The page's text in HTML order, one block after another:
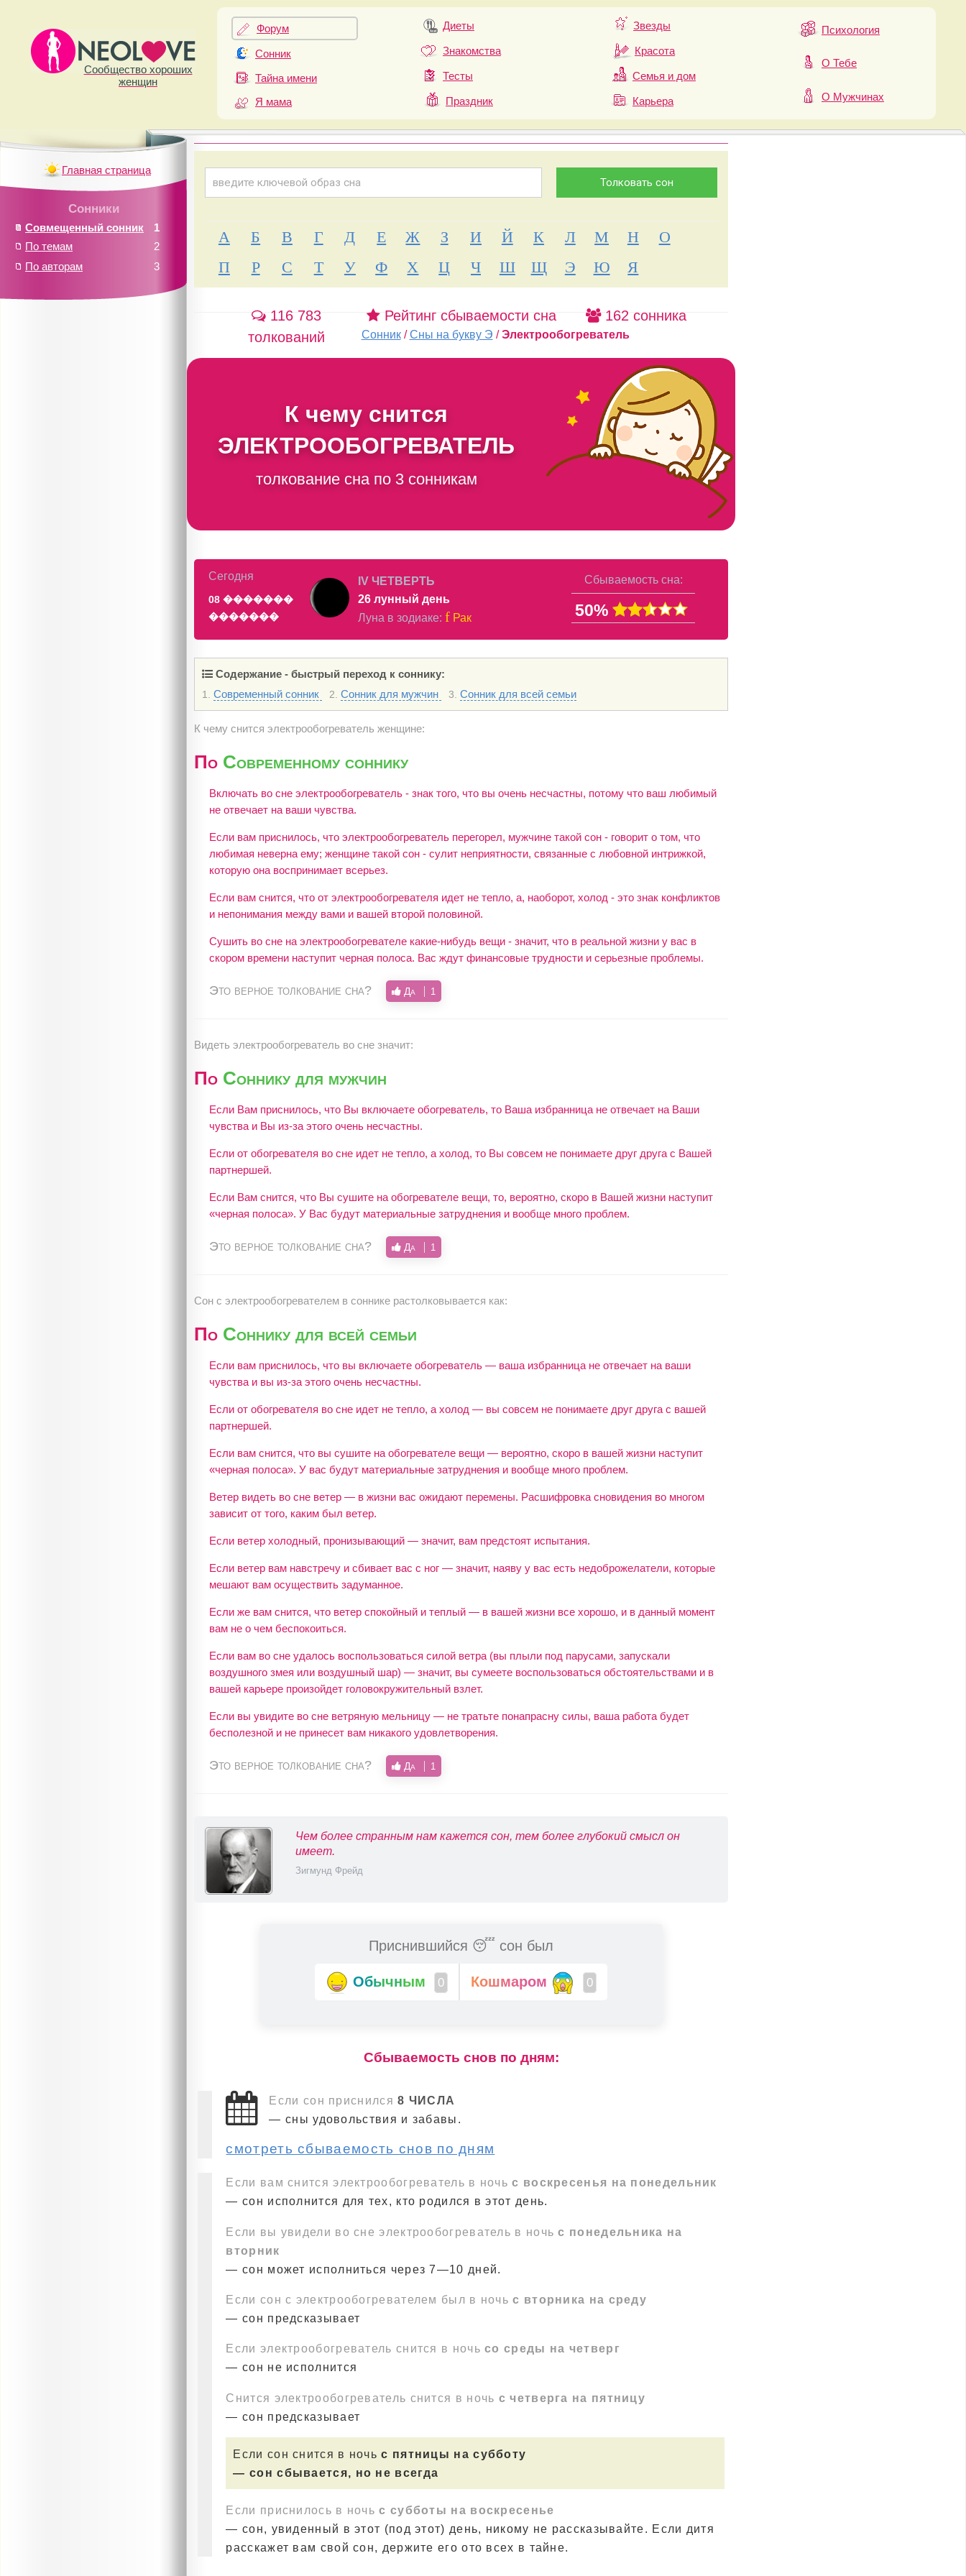
Сообщество хороших
женщин
Форум
Сонник
Тайна имени
Я мама
Диеты
Знакомства
Тесты
Праздник
Звезды
Красота
Семья и дом
Карьера
Психология
О Тебе
О Мужчинах
А Б В Г Д Е Ж З И Й К Л М Н
О
П
Р С Т У Ф Х Ц Ч Ш Щ Э Ю Я
116 783
толкований
Рейтинг сбываемости сна 162 сонника
Сонник /Сны на букву Э /Электрообогреватель
К чему снится
ЭЛЕКТРООБОГРЕВАТЕЛЬ
толкование сна по 3 сонникам
Сегодня
08 �������
�������
IV ЧЕТВЕРТЬ
26 лунный день
Луна в зодиаке: f Рак
Сбываемость сна:
50%
Содержание - быстрый переход к соннику:
1. Современный сонник 2. Сонник для мужчин 3. Сонник для всей семьи
К чему снится электрообогреватель женщине:
По Современному соннику
Включать во сне электрообогреватель - знак того, что вы очень несчастны, потому что ваш любимый
не отвечает на ваши чувства.
Если вам приснилось, что электрообогреватель перегорел, мужчине такой сон - говорит о том, что
любимая неверна ему; женщине такой сон - сулит неприятности, связанные с любовной интрижкой,
которую она воспринимает всерьез.
Если вам снится, что от электрообогревателя идет не тепло, а, наоборот, холод - это знак конфликтов
и непонимания между вами и вашей второй половиной.
Сушить во сне на электрообогревателе какие-нибудь вещи - значит, что в реальной жизни у вас в
скором времени наступит черная полоса. Вас ждут финансовые трудности и серьезные проблемы.
Это верное толкование сна? Да 1
Видеть электрообогреватель во сне значит:
По Соннику для мужчин
Если Вам приснилось, что Вы включаете обогреватель, то Ваша избранница не отвечает на Ваши
чувства и Вы из-за этого очень несчастны.
Если от обогревателя во сне идет не тепло, а холод, то Вы совсем не понимаете друг друга с Вашей
партнершей.
Если Вам снится, что Вы сушите на обогревателе вещи, то, вероятно, скоро в Вашей жизни наступит
«черная полоса». У Вас будут материальные затруднения и вообще много проблем.
Это верное толкование сна? Да 1
Сон c электрообогревателем в соннике растолковывается как:
По Соннику для всей семьи
Если вам приснилось, что вы включаете обогреватель — ваша избранница не отвечает на ваши
чувства и вы из-за этого очень несчастны.
Если от обогревателя во сне идет не тепло, а холод — вы совсем не понимаете друг друга с вашей
партнершей.
Если вам снится, что вы сушите на обогревателе вещи — вероятно, скоро в вашей жизни наступит
«черная полоса». У вас будут материальные затруднения и вообще много проблем.
Ветер видеть во сне ветер — в жизни вас ожидают перемены. Расшифровка сновидения во многом
зависит от того, каким был ветер.
Если ветер холодный, пронизывающий — значит, вам предстоят испытания.
Если ветер вам навстречу и сбивает вас с ног — значит, наяву у вас есть недоброжелатели, которые
мешают вам осуществить задуманное.
Если же вам снится, что ветер спокойный и теплый — в вашей жизни все хорошо, и в данный момент
вам не о чем беспокоиться.
Если вам во сне удалось воспользоваться силой ветра (вы плыли под парусами, запускали
воздушного змея или воздушный шар) — значит, вы сумеете воспользоваться обстоятельствами и в
вашей карьере произойдет головокружительный взлет.
Если вы увидите во сне ветряную мельницу — не тратьте понапрасну силы, ваша работа будет
бесполезной и не принесет вам никакого удовлетворения.
Это верное толкование сна? Да 1
Чем более странным нам кажется сон, тем более глубокий смысл он
имеет.
Зигмунд Фрейд
Приснившийся 😴 сон был
Обычным 0 Кошмаром 0
Cбываемость снов по дням:
Если сон приснился 8 ЧИСЛА
— сны удовольствия и забавы.
смотреть сбываемость снов по дням
Если вам снится электрообогреватель в ночьс воскресенья на понедельник
— сон исполнится для тех, кто родился в этот день.
Если вы увидели во сне электрообогреватель в ночьс понедельника на
вторник
— сон может исполниться через 7—10 дней.
Если сон с электрообогревателем был в ночьс вторника на среду
— сон предсказывает
Если электрообогреватель снится в ночьсо среды на четверг
— сон не исполнится
Снится электрообогреватель снится в ночь с четверга на пятницу
— сон предсказывает
Если сон снится в ночьс пятницы на субботу
— сон сбывается, но не всегда
Если приснилось в ночьс субботы на воскресенье
— сон, увиденный в этот (под этот) день, никому не рассказывайте. Если дитя
расскажет вам свой сон, держите его ото всех в тайне.
Главная страница
Сонники
1
Совмещенный сонник
2
По темам
3
По авторам